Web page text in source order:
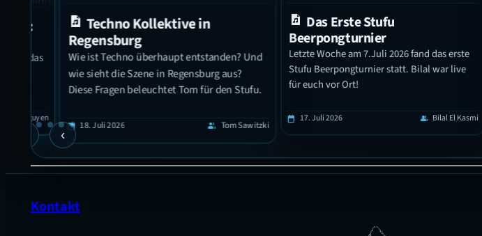
Techno Kollektive in
Regensburg
Wie ist Techno überhaupt entstanden? Und
wie sieht die Szene in Regensburg aus?
Diese Fragen beleuchtet Tom für den Stufu.
calendar_today 18. Juli 2026 Tom Sawitzki
Das Erste Stufu
Beerpongturnier
Letzte Woche am 7.Juli 2026 fand das erste
Stufu Beerpongturnier statt. Bilal war live
für euch vor Ort!
17. Juli 2026 Bilal El Kasmi
‹
Kontakt